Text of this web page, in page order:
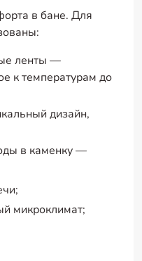
в бане. Для
ленты —
к температурам до
дизайн,
в каменку —
микроклимат;